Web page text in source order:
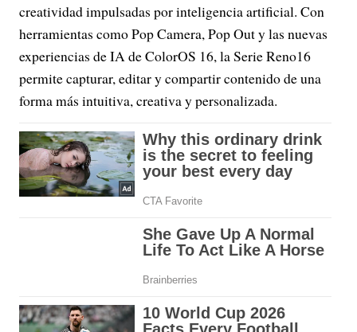
creatividad impulsadas por inteligencia artificial. Con
herramientas como Pop Camera, Pop Out y las nuevas
experiencias de IA de ColorOS 16, la Serie Reno16
permite capturar, editar y compartir contenido de una
forma más intuitiva, creativa y personalizada.